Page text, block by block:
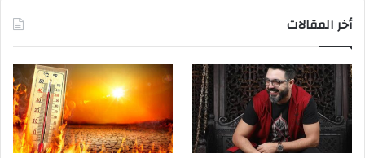
أخر المقالات